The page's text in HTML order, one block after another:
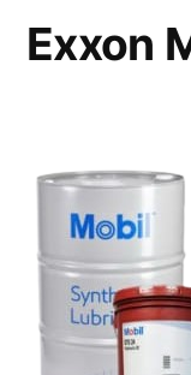
Exxon